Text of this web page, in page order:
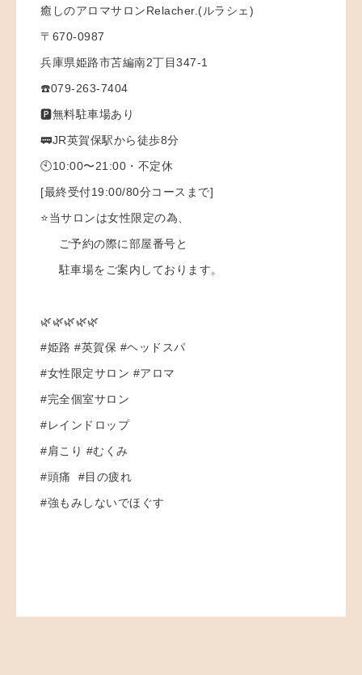
癒しのアロマサロンRelacher.(ルラシェ)
〒670-0987
兵庫県姫路市苫編南2丁目347-1
☎️079-263-7404
🅿️無料駐車場あり
🚃JR英賀保駅から徒歩8分
🕙10:00〜21:00・不定休
[最終受付19:00/80分コースまで]
⭐️当サロンは女性限定の為、
ご予約の際に部屋番号と
駐車場をご案内しております。
🌿🌿🌿🌿🌿
#姫路 #英賀保 #ヘッドスパ
#女性限定サロン #アロマ
#完全個室サロン
#レインドロップ
#肩こり #むくみ
#頭痛 #目の疲れ
#強もみしないでほぐす